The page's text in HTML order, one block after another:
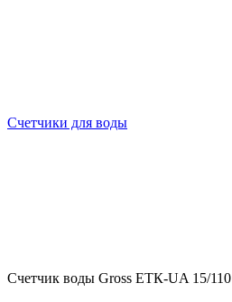
Счетчики для воды
Счетчик воды Gross ETК-UA 15/110